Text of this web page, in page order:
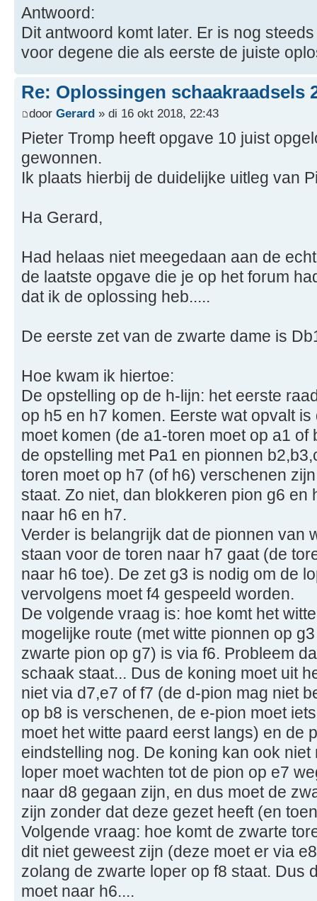
Antwoord:
Dit antwoord komt later. Er is nog
voor degene die als eerste de juiste
Re: Oplossingen schaakraadsels
door Gerard » di 16 okt 2018, 22:43
Pieter Tromp heeft opgave 10 juist
gewonnen.
Ik plaats hierbij de duidelijke uitleg van
Ha Gerard,
Had helaas niet meegedaan aan de
de laatste opgave die je op het forum
dat ik de oplossing heb.....
De eerste zet van de zwarte dame is
Hoe kwam ik hiertoe:
De opstelling op de h-lijn: het eerste
op h5 en h7 komen. Eerste wat opvalt
moet komen (de a1-toren moet op a1
de opstelling met Pa1 en pionnen
toren moet op h7 (of h6) verschenen
staat. Zo niet, dan blokkeren pion g6 en
naar h6 en h7.
Verder is belangrijk dat de pionnen van
staan voor de toren naar h7 gaat (de
naar h6 toe). De zet g3 is nodig om de
vervolgens moet f4 gespeeld worden.
De volgende vraag is: hoe komt het
mogelijke route (met witte pionnen op
zwarte pion op g7) is via f6. Probleem
schaak staat... Dus de koning moet uit
niet via d7,e7 of f7 (de d-pion mag niet
op b8 is verschenen, de e-pion moet
moet het witte paard eerst langs) en de
eindstelling nog. De koning kan ook
loper moet wachten tot de pion op e7
naar d8 gegaan zijn, en dus moet de
zijn zonder dat deze gezet heeft (en
Volgende vraag: hoe komt de zwarte
dit niet geweest zijn (deze moet er via
zolang de zwarte loper op f8 staat. Dus
moet naar h6....